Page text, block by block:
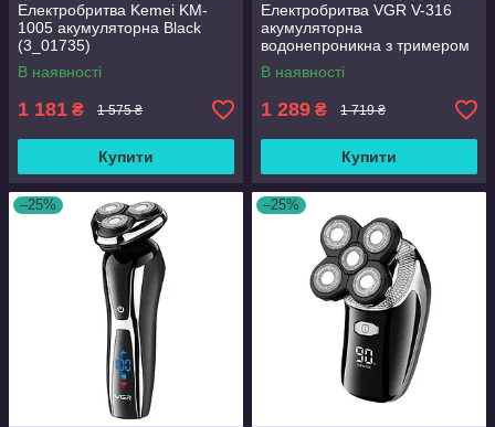
Електробритва Kemei KM-
1005 акумуляторна Black
(3_01735)
В наявності
1 181 ₴ 1 575 ₴
Купити
Електробритва VGR V-316
акумуляторна
водонепроникна з тримером
Black-Gold (3_02234)
В наявності
1 289 ₴ 1 719 ₴
Купити
–25% –25%